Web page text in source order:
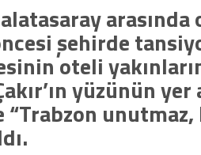
arasında
şehirde
oteli
yüzünün yer
unutmaz,